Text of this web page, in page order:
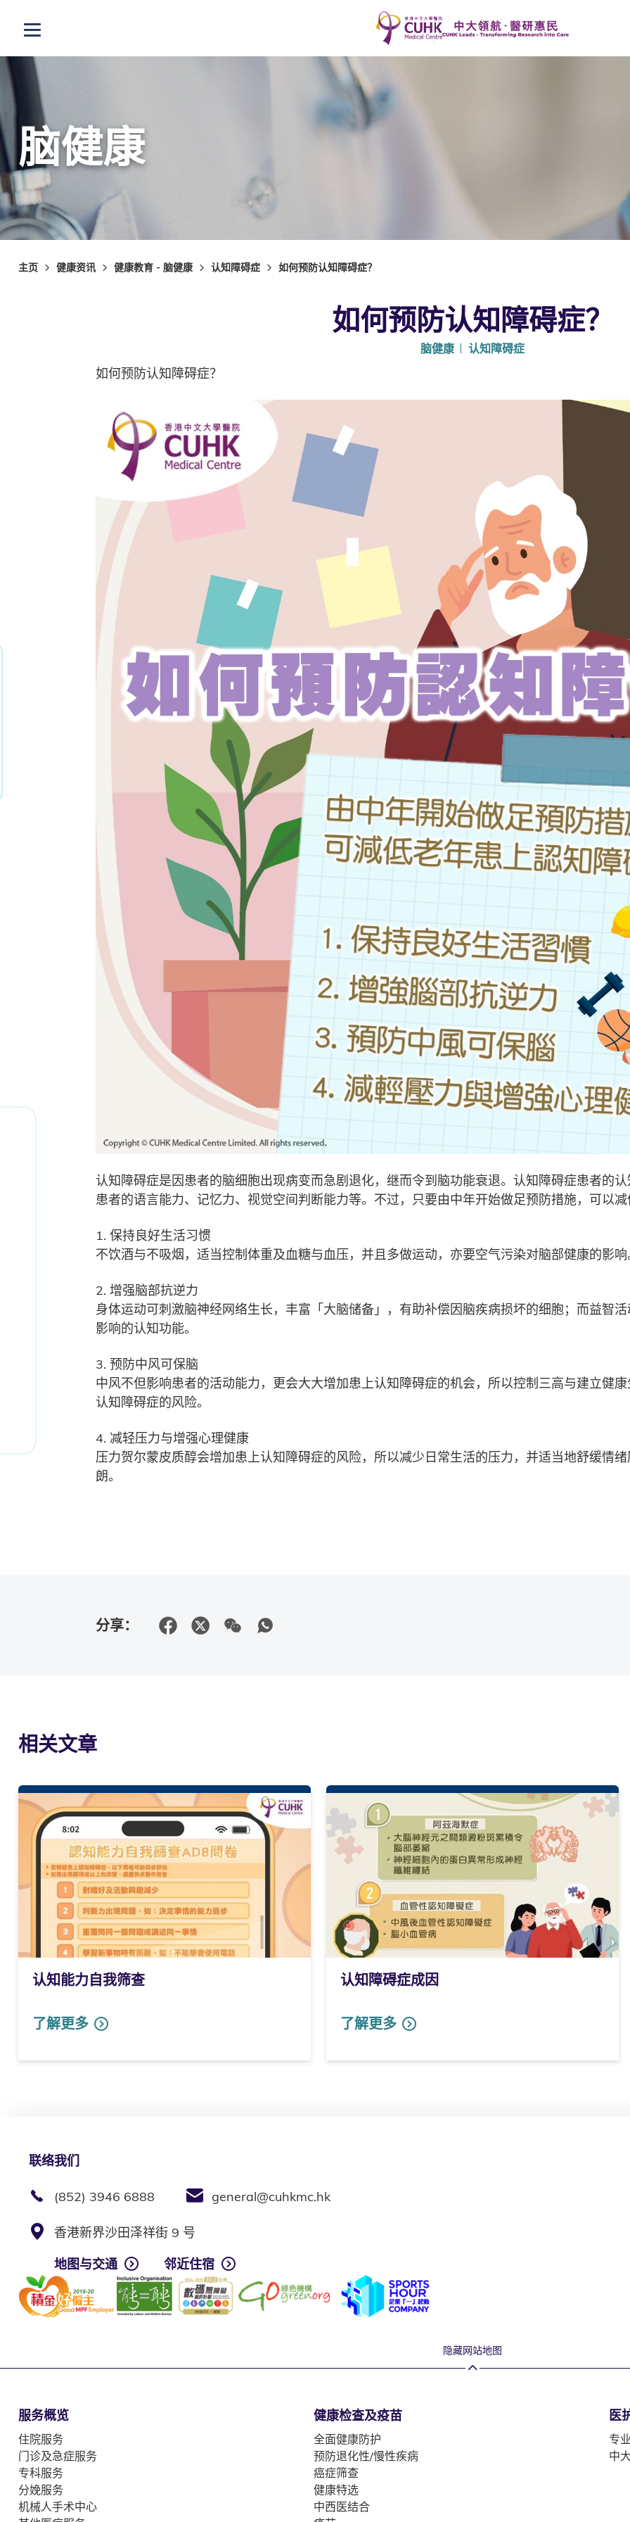
打开选单
脑健康
主页 健康资讯 健康教育 - 脑健康 认知障碍症 如何预防认知障碍症？
如何预防认知障碍症？
脑健康 认知障碍症
如何预防认知障碍症？
认知障碍症是因患者的脑细胞出现病变而急剧退化，继而令到脑功能衰退。认知障碍症患者的
患者的语言能力、记忆力、视觉空间判断能力等。不过，只要由中年开始做足预防措施，可以
1. 保持良好生活习惯
不饮酒与不吸烟，适当控制体重及血糖与血压，并且多做运动，亦要空气污染对脑部健康的影
2. 增强脑部抗逆力
身体运动可刺激脑神经网络生长，丰富「大脑储备」，有助补偿因脑疾病损坏的细胞；而益智
影响的认知功能。
3. 预防中风可保脑
中风不但影响患者的活动能力，更会大大增加患上认知障碍症的机会，所以控制三高与建立健
认知障碍症的风险。
4. 减轻压力与增强心理健康
压力贺尔蒙皮质醇会增加患上认知障碍症的风险，所以减少日常生活的压力，并适当地舒缓情
朗。
分享：
相关文章
认知能力自我筛查
了解更多
认知障碍症成因
了解更多
联络我们
(852) 3946 6888 general@cuhkmc.hk
香港新界沙田泽祥街 9 号
地图与交通
邻近住宿
隐藏网站地图
服务概览
住院服务
门诊及急症服务
专科服务
分娩服务
机械人手术中心
健康检查及疫苗
全面健康防护
预防退化性/慢性疾病
癌症筛查
健康特选
中西医结合
医
专
中